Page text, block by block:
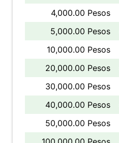
4,000.00 Pesos
5,000.00 Pesos
10,000.00 Pesos
20,000.00 Pesos
30,000.00 Pesos
40,000.00 Pesos
50,000.00 Pesos